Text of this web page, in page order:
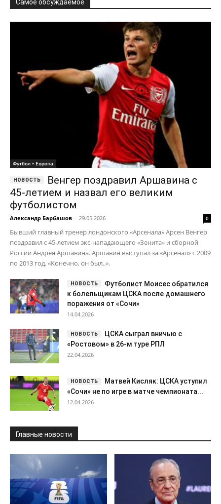
Самое обсуждаемое
Футбол • Европа
Венгер поздравил Аршавина с
45-летием и назвал его великим
футболистом
Александр Барбашов - 29.05.2026 0
Бывший главный тренер лондонского «Арсенала» Арсен Венгер
поздравил с 45-летием экс-нападающего «Зенита» и сборной
России Андрея Аршавина. Аршавин выступал за «Арсенал» с 2009
по 2013 год. «Конечно, он был..».
Футболист Моисес обратился
к болельщикам ЦСКА после домашнего
поражения от «Сочи»
14.04.2026
ЦСКА сыграл вничью с
«Ростовом» в 26-м туре РПЛ
22.04.2026
Матвей Кисляк: ЦСКА уступил
«Сочи» не по игре в матче чемпионата...
12.04.2026
Главные новости